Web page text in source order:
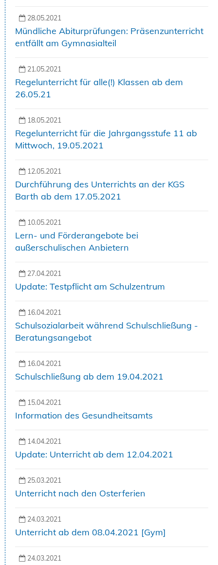
28.05.2021
Mündliche Abiturprüfungen: Präsenzunterricht
entfällt am Gymnasialteil
21.05.2021
Regelunterricht für alle(!) Klassen ab dem
26.05.21
18.05.2021
Regelunterricht für die Jahrgangsstufe 11 ab
Mittwoch, 19.05.2021
12.05.2021
Durchführung des Unterrichts an der KGS
Barth ab dem 17.05.2021
10.05.2021
Lern- und Förderangebote bei
außerschulischen Anbietern
27.04.2021
Update: Testpflicht am Schulzentrum
16.04.2021
Schulsozialarbeit während Schulschließung -
Beratungsangebot
16.04.2021
Schulschließung ab dem 19.04.2021
15.04.2021
Information des Gesundheitsamts
14.04.2021
Update: Unterricht ab dem 12.04.2021
25.03.2021
Unterricht nach den Osterferien
24.03.2021
Unterricht ab dem 08.04.2021 [Gym]
24.03.2021